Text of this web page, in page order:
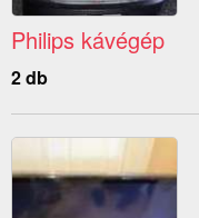
Philips kávégép
2 db